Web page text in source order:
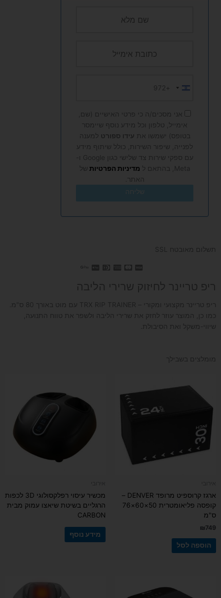
Israel
+972
אני מסכים/ה כי פרטי האישיים (שם,
אימייל, טלפון וכל מידע נוסף שיימסר
בטופס) ישמשו את עידו ספורט למענה
לפנייה, שיפור השירות, כולל שיתוף מידע
Meta, בהתאם ל
מדיניות הפרטיות של
האתר.
שליחה
תשלום מאובטח SSL
ריפ טריינר לחיזוק שרירי הליבה
ריפ טריינר מקצועי ומקורי – TRX RIP TRAINER עם מוט באורך 80 ס"מ.
כמו כן, המוצר עוזר לחזק את שרירי הליבה ולשפר את טווח התנועה,
שיווי-משקל ואת הסיבולת.
מומלצים בשבילך
ארגז קרוספיט מרופד DENVER –
קופסה פליאומטרית 50×60×76
ס"מ
₪749
הוספה לסל
מכשיר עיסוי רפלקסולוגי 3D לכפות
הרגליים בשיטת שיאצו עמוק מבית
CARBON
מידע נוסף